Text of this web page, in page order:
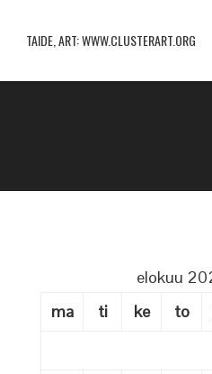
TAIDE, ART: WWW.CLUSTERART.ORG
elokuu
ma
ti ke to